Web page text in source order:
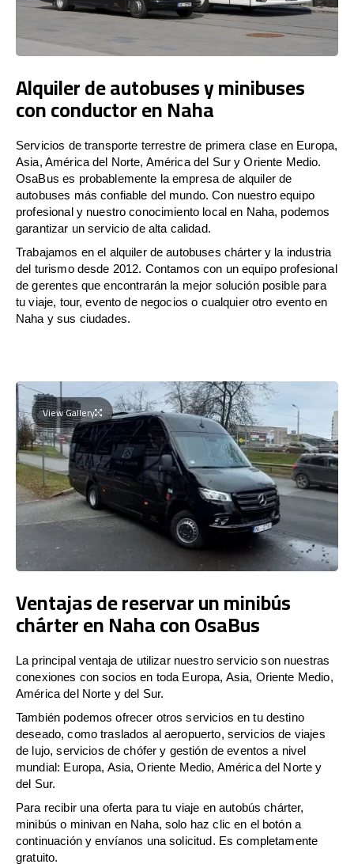
Alquiler de autobuses y minibuses
con conductor en Naha
Servicios de transporte terrestre de primera clase en Europa,
Asia, América del Norte, América del Sur y Oriente Medio.
OsaBus es probablemente la empresa de alquiler de
autobuses más confiable del mundo. Con nuestro equipo
profesional y nuestro conocimiento local en Naha, podemos
garantizar un servicio de alta calidad.
Trabajamos en el alquiler de autobuses chárter y la industria
del turismo desde 2012. Contamos con un equipo profesional
de gerentes que encontrarán la mejor solución posible para
tu viaje, tour, evento de negocios o cualquier otro evento en
Naha y sus ciudades.
View Gallery
Ventajas de reservar un minibús
chárter en Naha con OsaBus
La principal ventaja de utilizar nuestro servicio son nuestras
conexiones con socios en toda Europa, Asia, Oriente Medio,
América del Norte y del Sur.
También podemos ofrecer otros servicios en tu destino
deseado, como traslados al aeropuerto, servicios de viajes
de lujo, servicios de chófer y gestión de eventos a nivel
mundial: Europa, Asia, Oriente Medio, América del Norte y
del Sur.
Para recibir una oferta para tu viaje en autobús chárter,
minibús o minivan en Naha, solo haz clic en el botón a
continuación y envíanos una solicitud. Es completamente
gratuito.